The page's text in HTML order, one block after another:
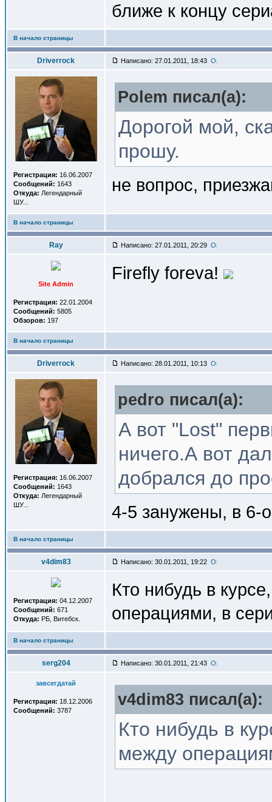
ближе к концу
В начало страницы
Driverrock Написано: 27.01.2011, 18:43
Регистрация: 16.06.2007
Сообщений: 1643
Откуда: Легендарный
ШУ...
Polem писал(a):
Дорогой мой,
прошу.
не вопрос,
В начало страницы
Ray Написано: 27.01.2011, 20:29
Site Admin
Регистрация: 22.01.2004
Сообщений: 5805
Обзоров: 197
Firefly foreva!
В начало страницы
Driverrock Написано: 28.01.2011, 10:13
Регистрация: 16.06.2007
Сообщений: 1643
Откуда: Легендарный
ШУ...
pedro писал(a):
А вот "Lost"
ничего.А вот
добрался до
4-5 занужены, в 6-
В начало страницы
v4dim83 Написано: 30.01.2011, 19:22
Регистрация: 04.12.2007
Сообщений: 671
Откуда: РБ, Витебск.
Кто нибудь в
операциями, в
В начало страницы
serg204 Написано: 30.01.2011, 21:43
завсегдатай
Регистрация: 18.12.2006
Сообщений: 3787
v4dim83 писал(a):
Кто нибудь в
между